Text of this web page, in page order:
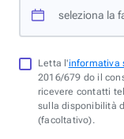
seleziona la
Letta l'informativa
2016/679 do il
ricevere contatti
sulla disponibilità
(facoltativo).